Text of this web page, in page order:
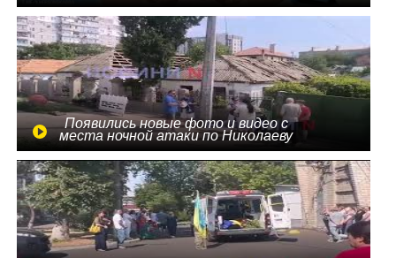
Появились новые фото и видео с
места ночной атаки по Николаеву